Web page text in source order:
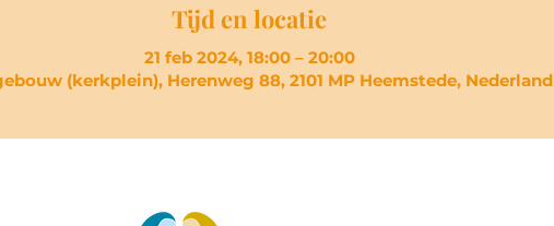
Tijd en locatie
21 feb 2024, 18:00 – 20:00
(kerkplein), Herenweg 88, 2101 MP Heemstede, Nederland